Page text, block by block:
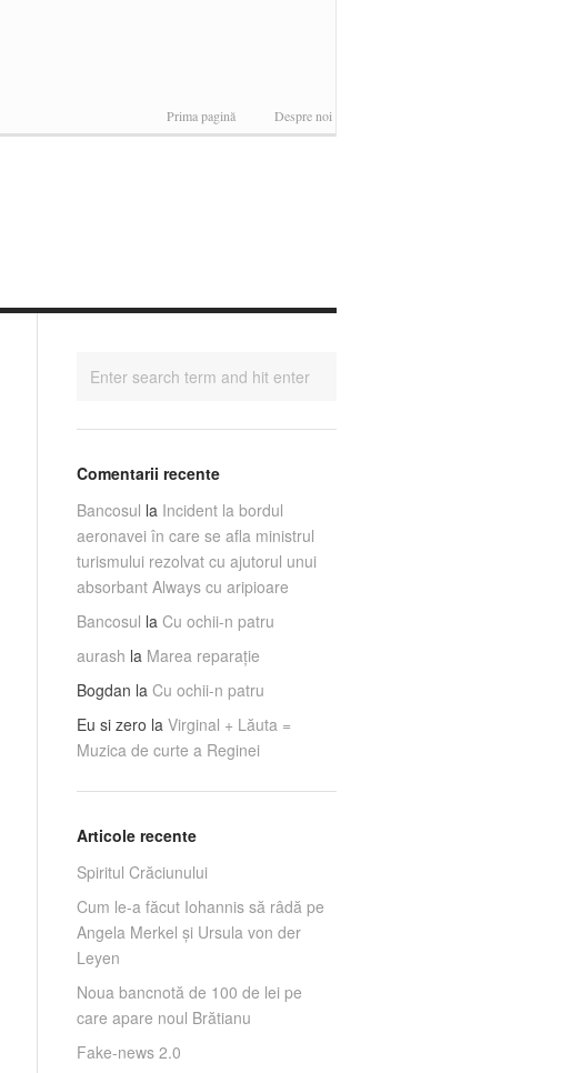
Prima pagină Despre noi
Comentarii recente
Bancosul la Incident la bordul
aeronavei în care se afla ministrul
turismului rezolvat cu ajutorul unui
absorbant Always cu aripioare
Bancosul la Cu ochii-n patru
aurash la Marea reparaţie
Bogdan la Cu ochii-n patru
Eu si zero la Virginal + Lăuta =
Muzica de curte a Reginei
Articole recente
Spiritul Crăciunului
Cum le-a făcut Iohannis să râdă pe
Angela Merkel și Ursula von der
Leyen
Noua bancnotă de 100 de lei pe
care apare noul Brătianu
Fake-news 2.0